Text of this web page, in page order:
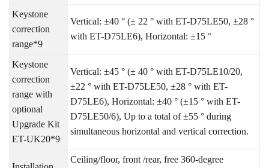
Keystone
correction
range*9
Vertical: ±40 ° (± 22 ° with ET-D75LE50, ±28 °
with ET-D75LE6), Horizontal: ±15 °
Keystone
correction
range with
optional
Upgrade Kit
ET-UK20*9
Vertical: ±45 ° (± 40 ° with ET-D75LE10/20,
±22 ° with ET-D75LE50, ±28 ° with ET-
D75LE6), Horizontal: ±40 ° (±15 ° with ET-
D75LE50/6), Up to a total of ±55 ° during
simultaneous horizontal and vertical correction.
Ceiling/floor, front /rear, free 360-degree